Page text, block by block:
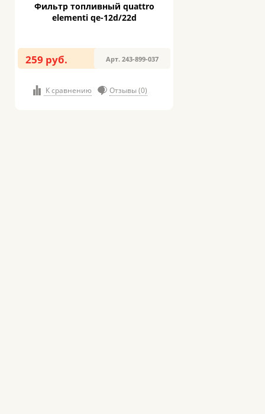
Фильтр топливный quattro
elementi qe-12d/22d
259 руб. Арт. 243-899-037
К сравнению Отзывы (0)